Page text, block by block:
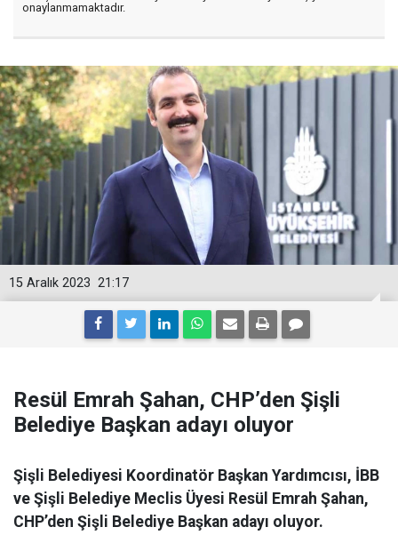
onaylanmamaktadır.
21:17
15 Aralık 2023
Resül Emrah Şahan, CHP’den Şişli
Belediye Başkan adayı oluyor
Şişli Belediyesi Koordinatör Başkan Yardımcısı, İBB
ve Şişli Belediye Meclis Üyesi Resül Emrah Şahan,
CHP’den Şişli Belediye Başkan adayı oluyor.